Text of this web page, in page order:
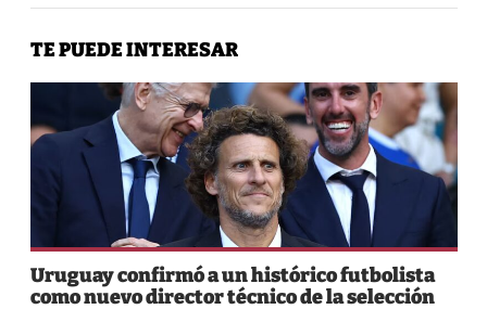
TE PUEDE INTERESAR
Uruguay confirmó a un histórico futbolista
como nuevo director técnico de la selección